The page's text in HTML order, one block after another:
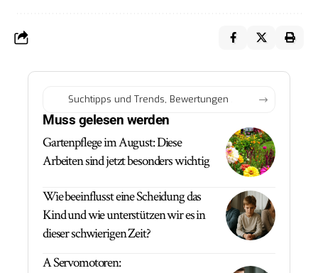
Muss gelesen werden
Gartenpflege im August: Diese
Arbeiten sind jetzt besonders wichtig
Wie beeinflusst eine Scheidung das
Kind und wie unterstützen wir es in
dieser schwierigen Zeit?
A Servomotoren: